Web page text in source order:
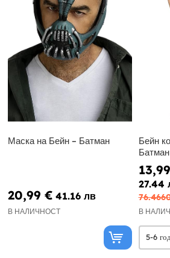
Маска на Бейн – Батман
20,99 € 41.16 лв
В НАЛИЧНОСТ
Бейн
Батман
27.44
В